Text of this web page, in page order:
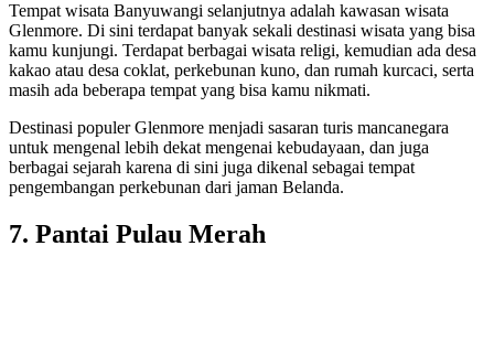
Tempat wisata Banyuwangi selanjutnya adalah kawasan wisata
Glenmore. Di sini terdapat banyak sekali destinasi wisata yang bisa
kamu kunjungi. Terdapat berbagai wisata religi, kemudian ada desa
kakao atau desa coklat, perkebunan kuno, dan rumah kurcaci, serta
masih ada beberapa tempat yang bisa kamu nikmati.
Destinasi populer Glenmore menjadi sasaran turis mancanegara
untuk mengenal lebih dekat mengenai kebudayaan, dan juga
berbagai sejarah karena di sini juga dikenal sebagai tempat
pengembangan perkebunan dari jaman Belanda.
7. Pantai Pulau Merah